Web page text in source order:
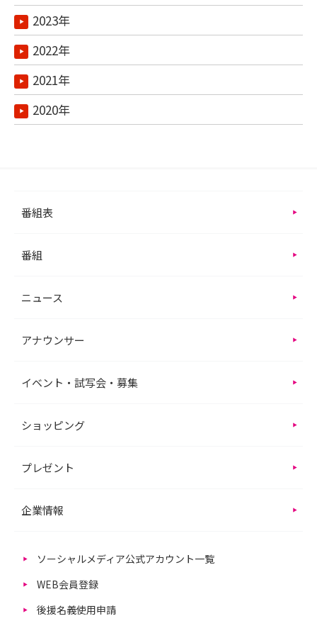
2023年
2022年
2021年
2020年
番組表
番組
ニュース
アナウンサー
イベント・試写会・募集
ショッピング
プレゼント
企業情報
ソーシャルメディア公式アカウント一覧
WEB会員登録
後援名義使用申請